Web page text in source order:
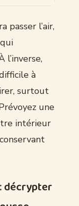
passer l’air,
l’inverse,
à
surtout
une
intérieur
décrypter